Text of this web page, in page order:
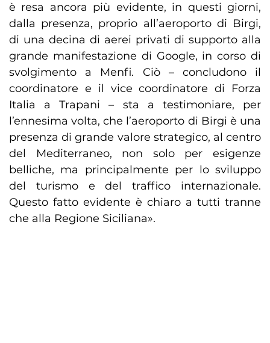
è resa ancora più evidente, in questi giorni,
dalla presenza, proprio all’aeroporto di Birgi,
di una decina di aerei privati di supporto alla
grande manifestazione di Google, in corso di
svolgimento a Menfi. Ciò – concludono il
coordinatore e il vice coordinatore di Forza
Italia a Trapani – sta a testimoniare, per
l’ennesima volta, che l’aeroporto di Birgi è una
presenza di grande valore strategico, al centro
del Mediterraneo, non solo per esigenze
belliche, ma principalmente per lo sviluppo
del turismo e del traffico internazionale.
Questo fatto evidente è chiaro a tutti tranne
che alla Regione Siciliana».